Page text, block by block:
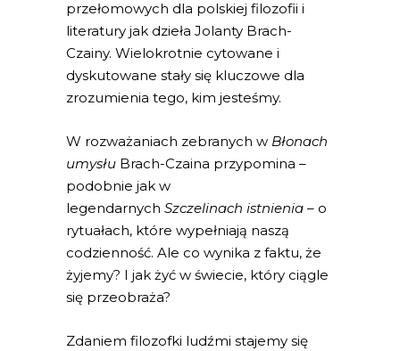
przełomowych dla polskiej filozofii i
literatury jak dzieła Jolanty Brach-
Czainy. Wielokrotnie cytowane i
dyskutowane stały się kluczowe dla
zrozumienia tego, kim jesteśmy.
W rozważaniach zebranych w Błonach
umysłu Brach-Czaina przypomina –
podobnie jak w
legendarnych Szczelinach istnienia – o
rytuałach, które wypełniają naszą
codzienność. Ale co wynika z faktu, że
żyjemy? I jak żyć w świecie, który ciągle
się przeobraża?
Zdaniem filozofki ludźmi stajemy się